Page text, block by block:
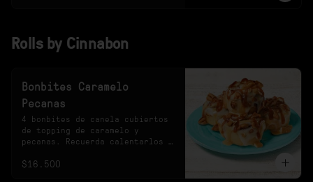
Rolls by Cinnabon
Bonbites Caramelo
Pecanas
4 bonbites de canela cubiertos
de topping de caramelo y
pecanas. Recuerda calentarlos
$16.500